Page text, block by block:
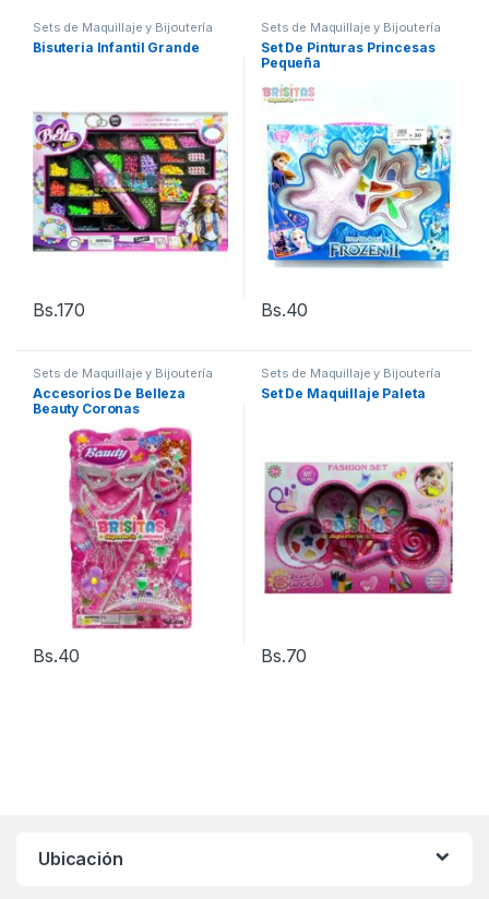
Sets de Maquillaje y Bijoutería
Bisuteria Infantil Grande
Bs.170
Sets de Maquillaje y Bijoutería
Set De Pinturas Princesas
Pequeña
Bs.40
Sets de Maquillaje y Bijoutería
Accesorios De Belleza
Beauty Coronas
Bs.40
Sets de Maquillaje y Bijoutería
Set De Maquillaje Paleta
Bs.70
Ubicación